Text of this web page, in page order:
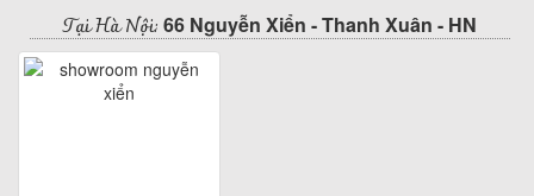
Tại Hà Nội: 66 Nguyễn Xiển - Thanh Xuân - HN